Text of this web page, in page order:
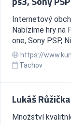
Internetový
Nabízíme hry na
one, Sony PSP,
https://
Tachov
Lukáš Růžička
Množství